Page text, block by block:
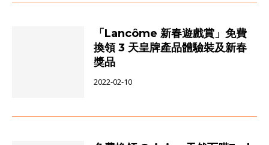
「Lancôme 新春遊戲賞」免費
換領 3 天皇牌產品體驗裝及新春
獎品
2022-02-10